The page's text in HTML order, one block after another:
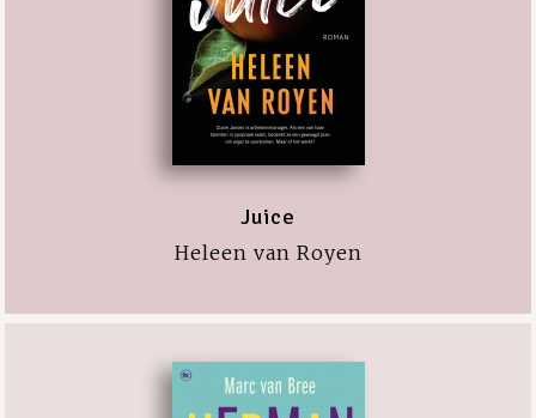
Juice
Heleen van Royen